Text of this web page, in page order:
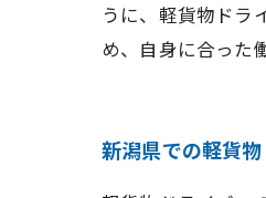
うに、軽貨物ドラ
め、自身に合った
新潟県での軽貨